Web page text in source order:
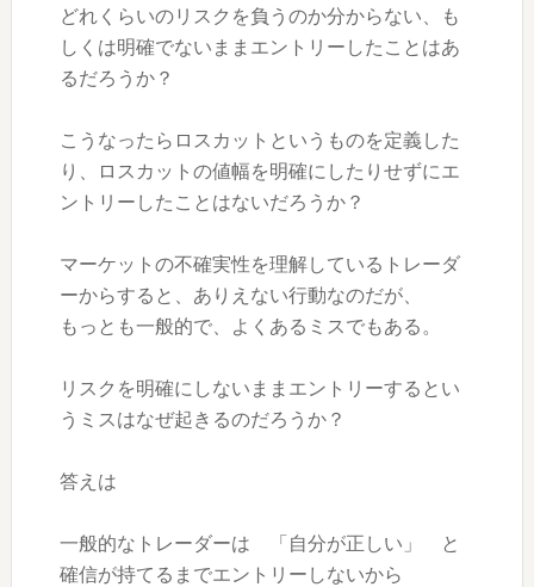
どれくらいのリスクを負うのか分からない、も
しくは明確でないままエントリーしたことはあ
るだろうか？
こうなったらロスカットというものを定義した
り、ロスカットの値幅を明確にしたりせずにエ
ントリーしたことはないだろうか？
マーケットの不確実性を理解しているトレーダ
ーからすると、ありえない行動なのだが、
もっとも一般的で、よくあるミスでもある。
リスクを明確にしないままエントリーするとい
うミスはなぜ起きるのだろうか？
答えは
一般的なトレーダーは 「自分が正しい」 と
確信が持てるまでエントリーしないから